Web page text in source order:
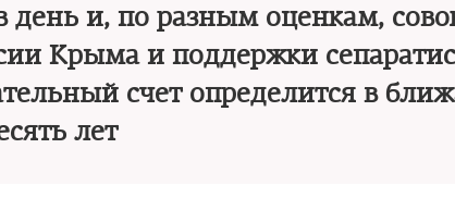
день и, по разным оценкам,
Крыма и поддержки
счет определится в
лет